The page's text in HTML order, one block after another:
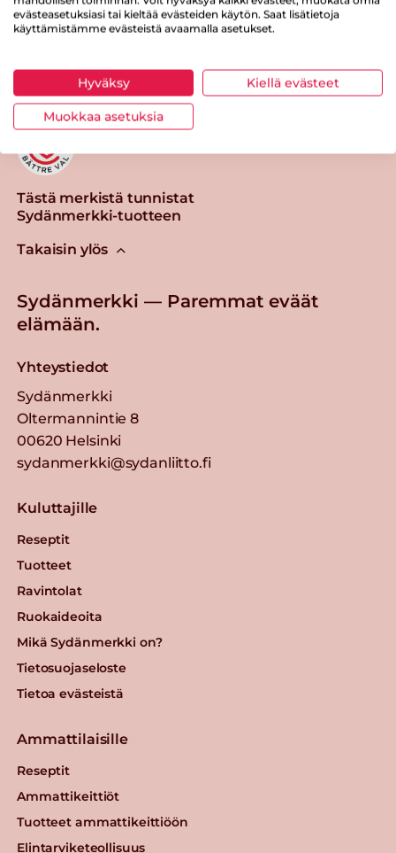
Tulosta sivu Jaa tuote
Tästä merkistä tunnistat
Sydänmerkki-tuotteen
Takaisin ylös
Sydänmerkki — Paremmat eväät
elämään.
Yhteystiedot
Sydänmerkki
Oltermannintie 8
00620 Helsinki
sydanmerkki@sydanliitto.fi
Kuluttajille
Reseptit
Tuotteet
Ravintolat
Ruokaideoita
Mikä Sydänmerkki on?
Tietosuojaseloste
Tietoa evästeistä
Ammattilaisille
Reseptit
Ammattikeittiöt
Tuotteet ammattikeittiöön
Elintarviketeollisuus
evästeasetuksiasi tai kieltää evästeiden käytön. Saat lisätietoja
käyttämistämme evästeistä avaamalla asetukset.
Hyväksy Kiellä evästeet
Muokkaa asetuksia